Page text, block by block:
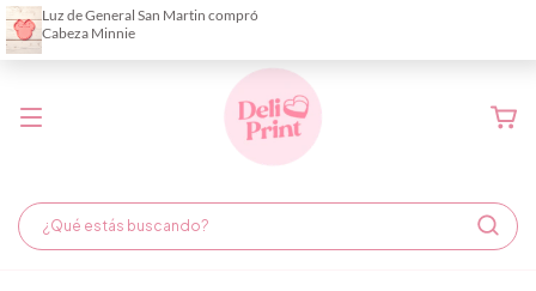
Demora de fabricación hasta 6 días hábiles